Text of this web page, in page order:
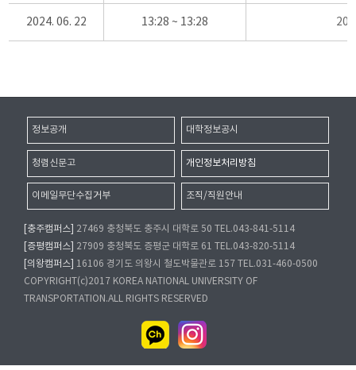
2024. 06. 22 13:28 ~ 13:28
정보공개 대학정보공시
청렴신문고 개인정보처리방침
이메일무단수집거부 조직/직원안내
[충주캠퍼스]
27469 충청북도 충주시 대학로 50 TEL.043-841-5114
[증평캠퍼스]
27909 충청북도 증평군 대학로 61 TEL.043-820-5114
[의왕캠퍼스]
16106 경기도 의왕시 철도박물관로 157 TEL.031-460-0500
COPYRIGHT(c)2017 KOREA NATIONAL UNIVERSITY OF
TRANSPORTATION.ALL RIGHTS RESERVED